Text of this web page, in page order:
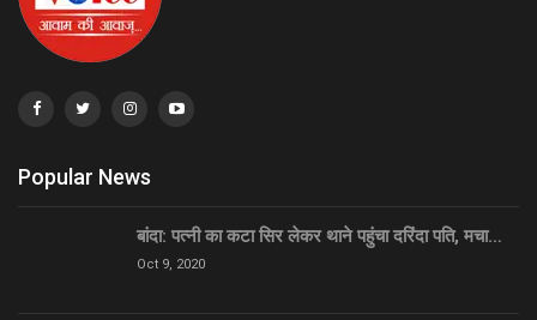
Popular News
बांदा: पत्नी का कटा सिर लेकर थाने पहुंचा दरिंदा पति, मचा…
Oct 9, 2020